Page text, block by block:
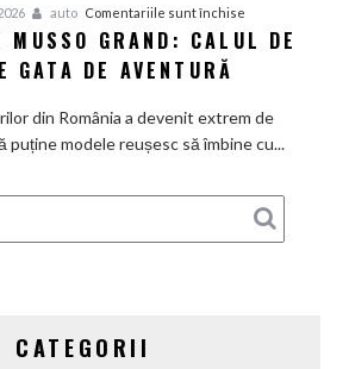
auto Comentariile sunt închise
Review
Grand:
Calul
bătaie
gata
de
MUSSO GRAND: CALUL DE
GATA DE AVENTURĂ
din România a devenit extrem de
puține modele reușesc să îmbine cu...
CATEGORII